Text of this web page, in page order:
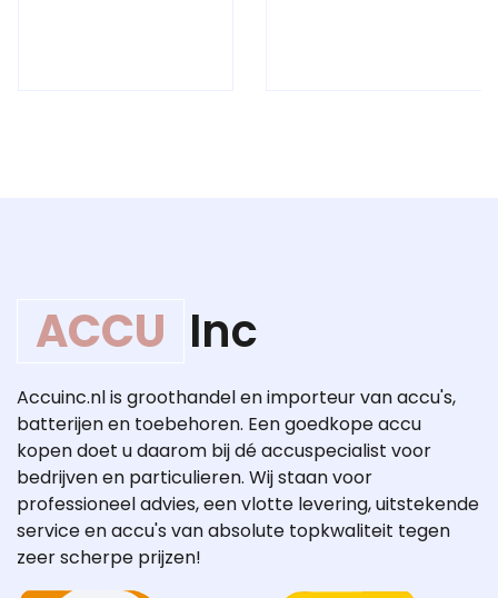
ACCU Inc
Accuinc.nl is groothandel en importeur van accu's,
batterijen en toebehoren. Een goedkope accu
kopen doet u daarom bij dé accuspecialist voor
bedrijven en particulieren. Wij staan voor
professioneel advies, een vlotte levering, uitstekende
service en accu's van absolute topkwaliteit tegen
zeer scherpe prijzen!